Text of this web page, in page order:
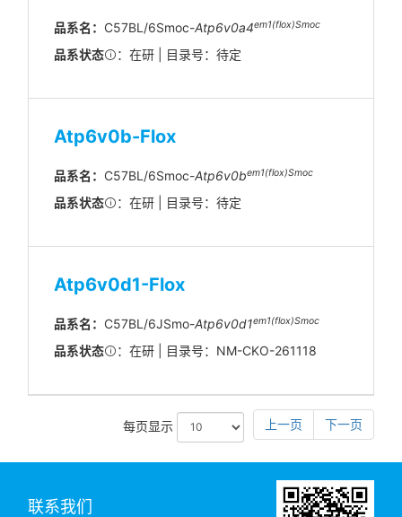
品系名： C57BL/6Smoc-Atp6v0a4em1(flox)Smoc
品系状态 ：在研 | 目录号：待定
Atp6v0b-Flox
品系名： C57BL/6Smoc-Atp6v0bem1(flox)Smoc
品系状态 ：在研 | 目录号：待定
Atp6v0d1-Flox
品系名： C57BL/6JSmo-Atp6v0d1em1(flox)Smoc
品系状态 ：在研 | 目录号：NM-CKO-261118
每页显示 上一页 下一页
联系我们